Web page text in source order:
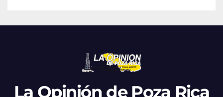
La Opinión de Poza Rica